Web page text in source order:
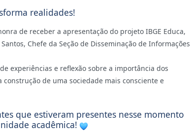
realidades!
de receber a apresentação do projeto IBGE Educa,
Chefe da Seção de Disseminação de Informações
experiências e reflexão sobre a importância dos
de uma sociedade mais consciente e
que estiveram presentes nesse momento
acadêmica!